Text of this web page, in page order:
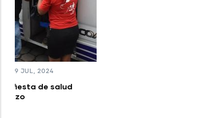
CAMPAÑAS
Actividades efectuadas por el Plan
Nacional “Escuelas Saludables” en